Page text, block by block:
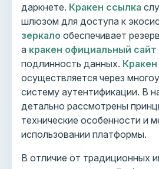
даркнете. Кракен ссылка
шлюзом для доступа к
зеркало обеспечивает
а кракен официальный сайт
подлинность данных.
осуществляется через
систему аутентификации. В
детально рассмотрены
технические особенности и
использовании платформы.
В отличие от традиционных